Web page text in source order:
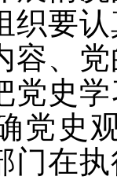
织要
容、
党史
党史
门在